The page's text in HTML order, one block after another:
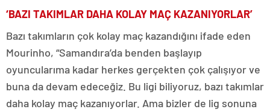
‘BAZI TAKIMLAR DAHA KOLAY MAÇ KAZANIYORLAR’
Bazı takımların çok kolay maç kazandığını ifade eden
Mourinho, “Samandıra’da benden başlayıp
oyuncularıma kadar herkes gerçekten çok çalışıyor ve
buna da devam edeceğiz. Bu ligi biliyoruz, bazı takımlar
daha kolay maç kazanıyorlar. Ama bizler de lig sonuna